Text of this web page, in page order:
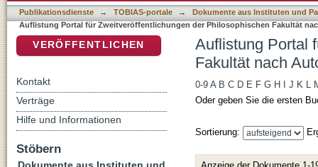
Publikationsdienste → TOBIAS-portale →
Dokumente aus Instituten und
Auflistung Portal für Zweitveröffentlichungen der Philosophischen Fakultät
Auflistung Portal
Fakultät nach
0-9 A B C D E F G H J K L
Oder geben Sie die ersten
Sortierung:
VERÖFFENTLICHEN
Kontakt
Verträge
Hilfe und Informationen
Stöbern